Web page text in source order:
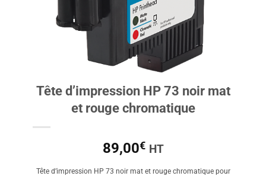
Tête d’impression HP 73 noir mat
et rouge chromatique
89,00€ HT
Tête d’impression HP 73 noir mat et rouge chromatique pour